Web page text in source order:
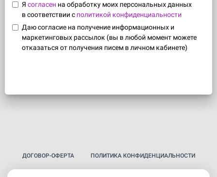
Я согласен на обработку моих персональных данных
в соответствии с политикой конфиденциальности
Даю согласие на получение информационных и
маркетинговых рассылок (вы в любой момент можете
отказаться от получения писем в личном кабинете)
ДОГОВОР-ОФЕРТА ПОЛИТИКА КОНФИДЕНЦИАЛЬНОСТИ